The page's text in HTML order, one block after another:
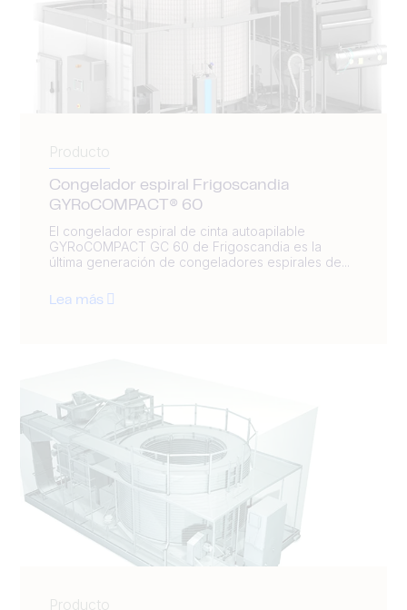
Producto
Congelador espiral Frigoscandia
GYRoCOMPACT® 60
El congelador espiral de cinta autoapilable
GYRoCOMPACT GC 60 de Frigoscandia es la
última generación de congeladores espirales de...
Lea más
Producto